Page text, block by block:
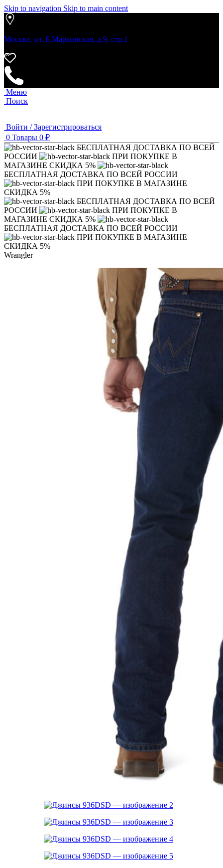
Skip to navigation Skip to main content
Москва, ул. Б.Марьинская, д.9, стр.1
Меню
Поиск
Войти / Зарегистрироваться
0 Товары 0 ₽
БЕСПЛАТНАЯ ДОСТАВКА ПО ВСЕЙ
РОССИИ
ПРИ ПОКУПКЕ В
МАГАЗИНЕ СКИДКА 5%
БЕСПЛАТНАЯ ДОСТАВКА ПО ВСЕЙ РОССИИ
ПРИ ПОКУПКЕ В МАГАЗИНЕ
СКИДКА 5%
БЕСПЛАТНАЯ ДОСТАВКА ПО ВСЕЙ
РОССИИ
ПРИ ПОКУПКЕ В
МАГАЗИНЕ СКИДКА 5%
БЕСПЛАТНАЯ ДОСТАВКА ПО ВСЕЙ РОССИИ
ПРИ ПОКУПКЕ В МАГАЗИНЕ
СКИДКА 5%
Wrangler